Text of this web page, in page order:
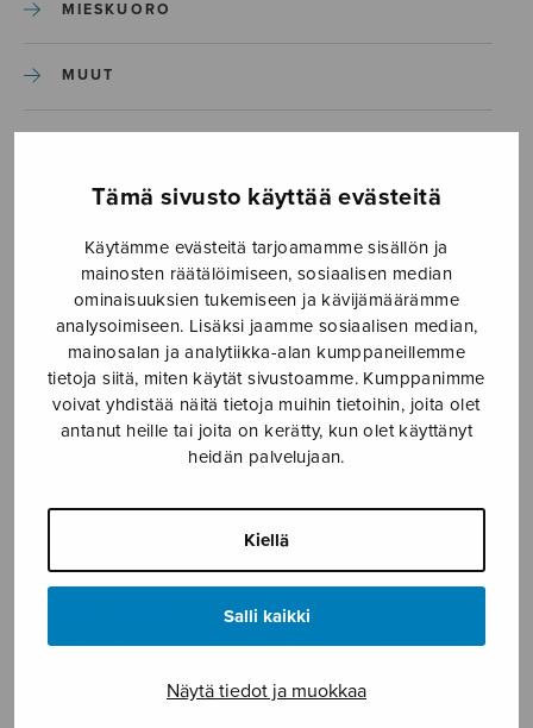
Tämä sivusto käyttää evästeitä
Käytämme evästeitä tarjoamamme sisällön ja
mainosten räätälöimiseen, sosiaalisen median
ominaisuuksien tukemiseen ja kävijämäärämme
analysoimiseen. Lisäksi jaamme sosiaalisen median,
mainosalan ja analytiikka-alan kumppaneillemme
tietoja siitä, miten käytät sivustoamme. Kumppanimme
voivat yhdistää näitä tietoja muihin tietoihin, joita olet
antanut heille tai joita on kerätty, kun olet käyttänyt
heidän palvelujaan.
Kiellä
Salli kaikki
Näytä tiedot ja muokkaa
MIESKUORO
MUUT
SEKAKUORO
SOITINKOULUT JA OPPAAT
SOITINMUSIIKKI
YKSINLAULU
Sulasol nuottikauppa
ma–pe klo 10–16 tai sopimuksen mukaan
Tallberginkatu 1 B, 1,5 krs.